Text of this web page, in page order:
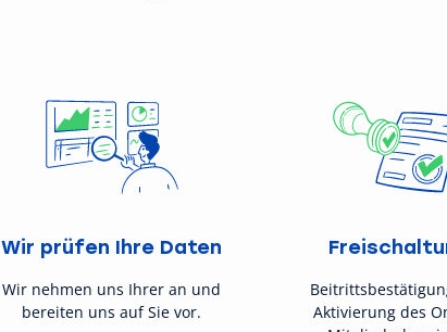
Wir prüfen Ihre Daten
Wir nehmen uns Ihrer an und
bereiten uns auf Sie vor.
Aktivierung des